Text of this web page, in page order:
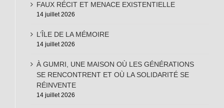
FAUX RÉCIT ET MENACE EXISTENTIELLE
14 juillet 2026
L’ÎLE DE LA MÉMOIRE
14 juillet 2026
À GUMRI, UNE MAISON OÙ LES GÉNÉRATIONS
SE RENCONTRENT ET OÙ LA SOLIDARITÉ SE
RÉINVENTE
14 juillet 2026